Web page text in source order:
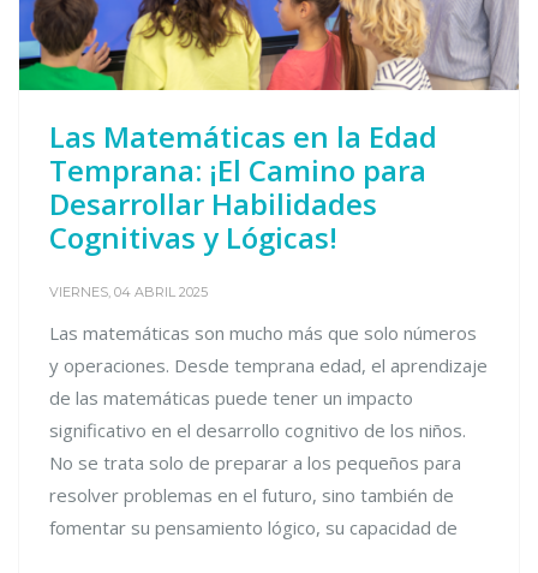
Las Matemáticas en la Edad
Temprana: ¡El Camino para
Desarrollar Habilidades
Cognitivas y Lógicas!
VIERNES, 04 ABRIL 2025
Las matemáticas son mucho más que solo números
y operaciones. Desde temprana edad, el aprendizaje
de las matemáticas puede tener un impacto
significativo en el desarrollo cognitivo de los niños.
No se trata solo de preparar a los pequeños para
resolver problemas en el futuro, sino también de
fomentar su pensamiento lógico, su capacidad de